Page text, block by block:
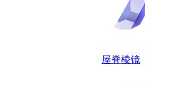
屋脊棱镜